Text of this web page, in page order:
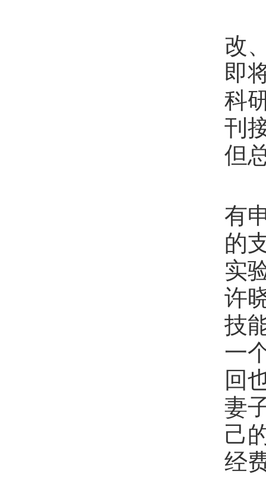
改
即
科
刊
但
有
的
实
许
技
一
回
妻
己
经